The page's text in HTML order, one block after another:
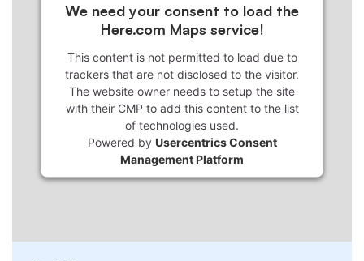
We need your consent to load the
Here.com Maps service!
This content is not permitted to load due to
trackers that are not disclosed to the visitor.
The website owner needs to setup the site
with their CMP to add this content to the list
of technologies used.
Powered by Usercentrics Consent
Management Platform